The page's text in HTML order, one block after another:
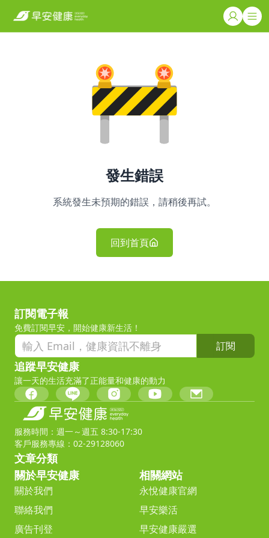
發生錯誤
系統發生未預期的錯誤，請稍後再試。
回到首頁
訂閱電子報
免費訂閱早安，開始健康新生活！
訂閱
追蹤早安健康
讓一天的生活充滿了正能量和健康的動力
服務時間：週一～週五 8:30-17:30
客戶服務專線：02-29128060
文章分類
關於早安健康
關於我們
聯絡我們
廣告刊登
相關網站
永悅健康官網
早安樂活
早安健康嚴選